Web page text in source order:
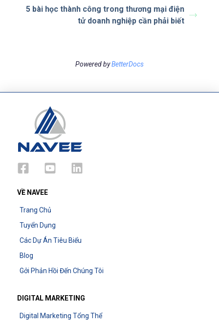
5 bài học thành công trong thương mại điện
tử doanh nghiệp cần phải biết
Powered byBetterDocs
VỀ NAVEE
Trang Chủ
Tuyển Dụng
Các Dự Án Tiêu Biểu
Blog
Gởi Phản Hồi Đến Chúng Tôi
DIGITAL MARKETING
Digital Marketing Tổng Thể